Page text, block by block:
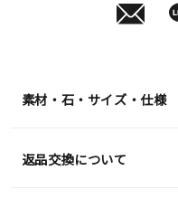
素材・石・サイズ・仕様
返品交換について